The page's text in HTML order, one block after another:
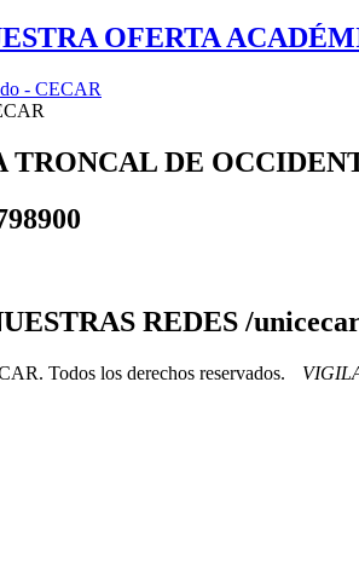
OFERTA
TRONCAL DE
REDES /
Todos los derechos reservados.